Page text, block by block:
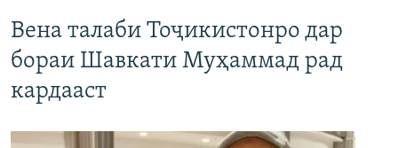
Вена талаби Тоҷикистонро дар
бораи Шавкати Муҳаммад рад
кардааст